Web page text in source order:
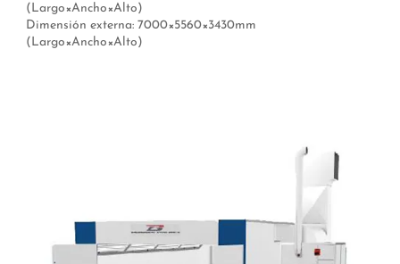
(Largo×Ancho×Alto)
Dimensión externa: 7000×5560×3430mm
(Largo×Ancho×Alto)